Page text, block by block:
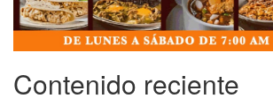
Contenido reciente